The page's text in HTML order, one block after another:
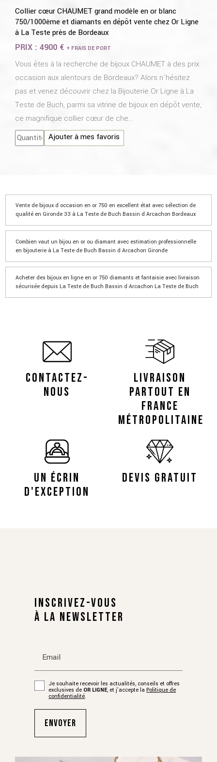
Collier cœur CHAUMET grand modèle en or blanc
750/1000ème et diamants en dépôt vente chez Or Ligne
à La Teste près de Bordeaux
PRIX :4900 € + FRAIS DE PORT
Vous êtes à la recherche de bijoux CHAUMET à des prix
occasion aux alentours de Bordeaux? Alors n'hésitez
pas et venez découvrir chez la Bijouterie Or Ligne à La
Teste de Buch, parmi sa vitrine de bijoux en dépôt vente,
ce magnifique collier cœur de che...
Ajouter à mes favoris
Vente de bijoux d occasion en or 750 en excellent état avec sélection de
qualité en Gironde 33 à La Teste de Buch Bassin d Arcachon Bordeaux
Combien vaut un bijou en or ou diamant avec estimation professionnelle
en bijouterie à La Teste de Buch Bassin d Arcachon Gironde
Acheter des bijoux en ligne en or 750 diamants et fantaisie avec livraison
sécurisée depuis La Teste de Buch Bassin d Arcachon La Teste de Buch
CONTACTEZ-
NOUS
LIVRAISON
PARTOUT EN
FRANCE
MÉTROPOLITAINE
UN ÉCRIN
D'EXCEPTION
DEVIS GRATUIT
INSCRIVEZ-VOUS
À LA NEWSLETTER
Email
Je souhaite recevoir les actualités, conseils et offres
exclusives de OR LIGNE, et j’accepte laPolitique de
confidentialité.